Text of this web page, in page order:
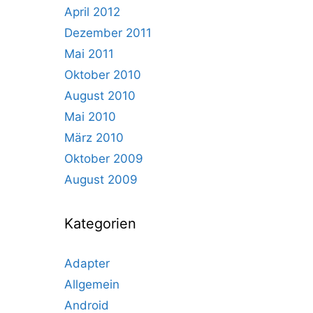
April 2012
Dezember 2011
Mai 2011
Oktober 2010
August 2010
Mai 2010
März 2010
Oktober 2009
August 2009
Kategorien
Adapter
Allgemein
Android